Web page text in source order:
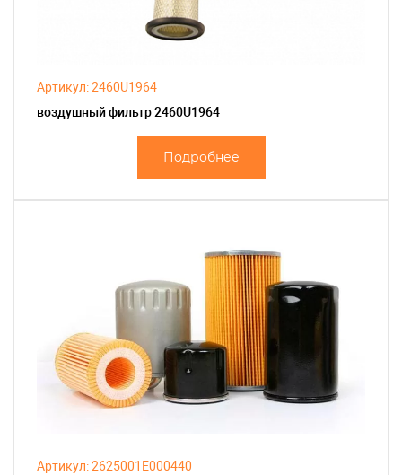
Артикул: 2460U1964
воздушный фильтр 2460U1964
Подробнее
Артикул: 2625001E000440